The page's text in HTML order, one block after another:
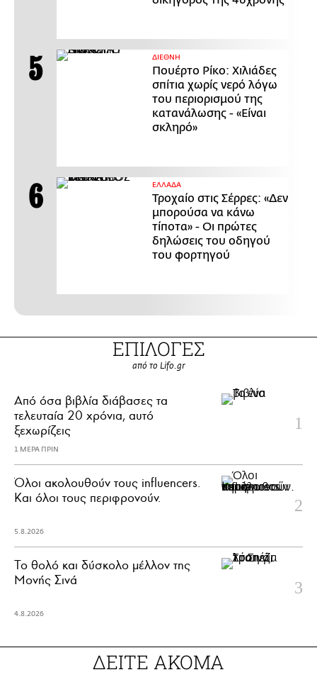
ΔΙΕΘΝΗ
Πουέρτο Ρίκο: Χιλιάδες
σπίτια χωρίς νερό λόγω
του περιορισμού της
κατανάλωσης - «Είναι
σκληρό»
ΕΛΛΑΔΑ
Τροχαίο στις Σέρρες: «Δεν
μπορούσα να κάνω
τίποτα» - Οι πρώτες
δηλώσεις του οδηγού
του φορτηγού
ΕΠΙΛΟΓΕΣ
από το Lifo.gr
Από όσα βιβλία διάβασες τα
τελευταία 20 χρόνια, αυτό
ξεχωρίζεις
1 ΜΕΡΑ ΠΡΙΝ
Όλοι ακολουθούν τους influencers.
Και όλοι τους περιφρονούν.
5.8.2026
Το θολό και δύσκολο μέλλον της
Μονής Σινά
4.8.2026
ΔΕΙΤΕ ΑΚΟΜΑ